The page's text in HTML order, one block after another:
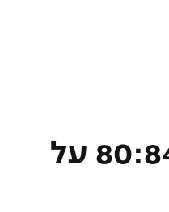
הפועל ירושלים
דני אבדיהבתום דרמה: אליצור חולון גברה 80:84 על